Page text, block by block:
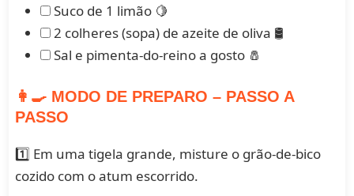
Suco de 1 limão 🍋
2 colheres (sopa) de azeite de oliva 🛢️
Sal e pimenta-do-reino a gosto 🧂
👩‍🍳 MODO DE PREPARO – PASSO A
PASSO
1️⃣ Em uma tigela grande, misture o grão-de-bico
cozido com o atum escorrido.